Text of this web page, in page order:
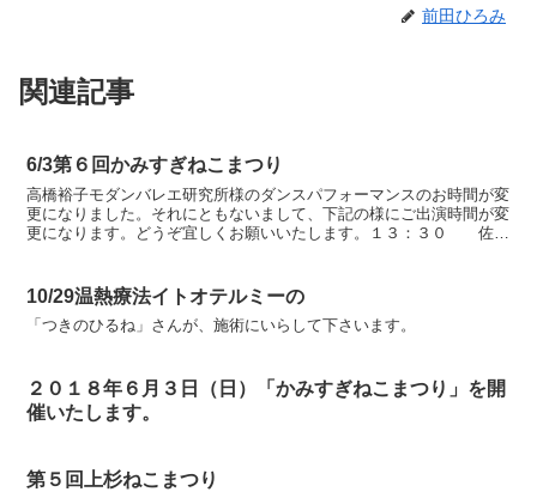
前田ひろみ
関連記事
6/3第６回かみすぎねこまつり
高橋裕子モダンバレエ研究所様のダンスパフォーマンスのお時間が変
更になりました。それにともないまして、下記の様にご出演時間が変
更になります。どうぞ宜しくお願いいたします。１３：３０ 佐々
10/29温熱療法イトオテルミーの
「つきのひるね」さんが、施術にいらして下さいます。
２０１８年６月３日（日）「かみすぎねこまつり」を開
催いたします。
第５回上杉ねこまつり